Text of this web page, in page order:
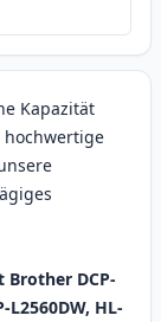
Kapazität
hochwertige
DCP-
L2560DW, HL-